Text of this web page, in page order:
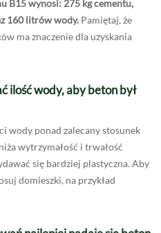
B15 wynosi: 275 kg cementu,
160 litrów wody. Pamiętaj, że
ma znaczenie dla uzyskania
ilość wody, aby beton był
wody ponad zalecany stosunek
wytrzymałość i trwałość
się bardziej plastyczna. Aby
domieszki, na przykład